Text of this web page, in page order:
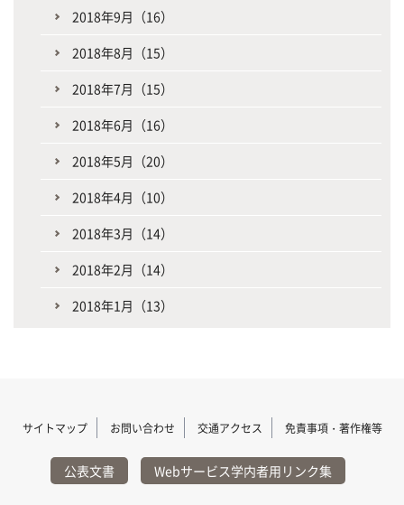
2018年9月（16）
2018年8月（15）
2018年7月（15）
2018年6月（16）
2018年5月（20）
2018年4月（10）
2018年3月（14）
2018年2月（14）
2018年1月（13）
サイトマップ お問い合わせ 交通アクセス 免責事項・著作権等
公表文書 Webサービス学内者用リンク集